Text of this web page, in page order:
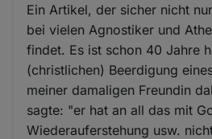
Ein Artikel, der sicher nicht
bei vielen Agnostiker und
findet. Es ist schon 40 Jahre
(christlichen) Beerdigung
meiner damaligen Freundin
sagte: "er hat an all das mit
Wiederauferstehung usw.